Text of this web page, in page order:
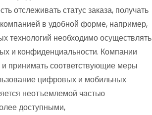
отслеживать статус заказа, получать
в удобной форме, например,
технологий необходимо осуществлять
и конфиденциальности. Компании
принимать соответствующие меры
цифровых и мобильных
неотъемлемой частью
доступными,